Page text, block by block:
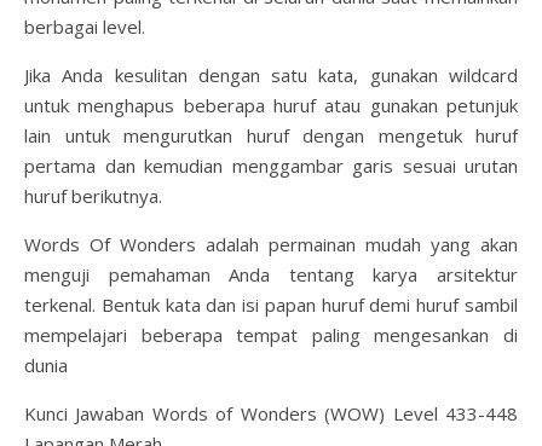
berbagai level.
Jika Anda kesulitan dengan satu kata, gunakan wildcard
untuk menghapus beberapa huruf atau gunakan petunjuk
lain untuk mengurutkan huruf dengan mengetuk huruf
pertama dan kemudian menggambar garis sesuai urutan
huruf berikutnya.
Words Of Wonders adalah permainan mudah yang akan
menguji pemahaman Anda tentang karya arsitektur
terkenal. Bentuk kata dan isi papan huruf demi huruf sambil
mempelajari beberapa tempat paling mengesankan di
dunia
Kunci Jawaban Words of Wonders (WOW) Level 433-448